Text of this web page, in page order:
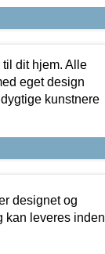
dit hjem. Alle
eget design
kunstnere
designet og
kan leveres inden